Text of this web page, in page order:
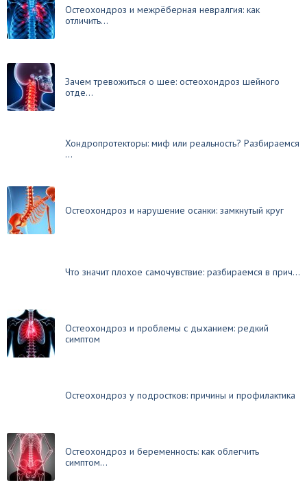
Остеохондроз и межрёберная невралгия: как
отличить...
Зачем тревожиться о шее: остеохондроз шейного
отде...
Хондропротекторы: миф или реальность? Разбираемся
...
Остеохондроз и нарушение осанки: замкнутый круг
Что значит плохое самочувствие: разбираемся в прич...
Остеохондроз и проблемы с дыханием: редкий
симптом
Остеохондроз у подростков: причины и профилактика
Остеохондроз и беременность: как облегчить
симптом...